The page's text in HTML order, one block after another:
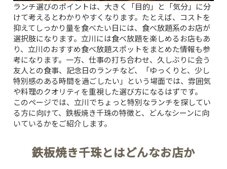
ランチ選びのポイントは、大きく「目的」と「気分」に分
けて考えるとわかりやすくなります。たとえば、コストを
抑えてしっかり量を食べたい日には、食べ放題系のお店が
選択肢になります。立川には食べ放題を楽しめるお店もあ
り、 立川のおすすめ食べ放題スポットをまとめた情報も参
考になります。一方、仕事の打ち合わせ、久しぶりに会う
友人との食事、記念日のランチなど、「ゆっくりと、少し
特別感のある時間を過ごしたい」という場面では、雰囲気
や料理のクオリティを重視した選び方になるはずです。
このページでは、立川でちょっと特別なランチを探してい
る方に向けて、鉄板焼き千珠の特徴と、どんなシーンに向
いているかをご紹介します。
鉄板焼き千珠とはどんなお店か